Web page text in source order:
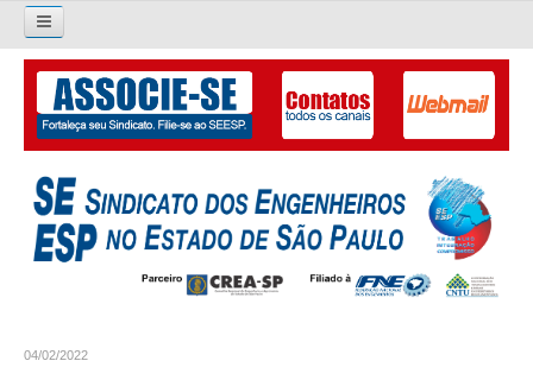
Pesquisar...
O SINDICATO
APRESENTAÇÃO
PALAVRA DO PRESIDENTE
04/02/2022